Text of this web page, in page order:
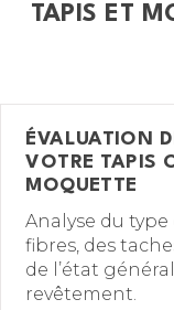
TAPIS ET
ÉVALUATION
VOTRE TAPIS
MOQUETTE
Analyse du type
fibres, des
de l’état
revêtement.